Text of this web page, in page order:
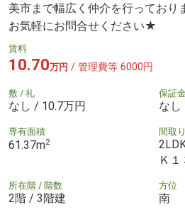
美市まで幅広く仲介を行っており
お気軽にお問合せください★
賃料
10.70万円 / 管理費等 6000円
敷 / 礼
なし / 10.7万円
保証
なし
専有面積
61.37m2
間取り
Ｋ１
所在階 / 階数
2階 / 3階建
方位
南